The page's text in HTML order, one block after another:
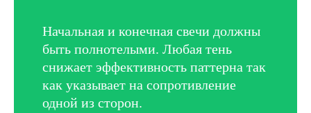
Начальная и конечная свечи должны
быть полнотелыми. Любая тень
снижает эффективность паттерна так
как указывает на сопротивление
одной из сторон.